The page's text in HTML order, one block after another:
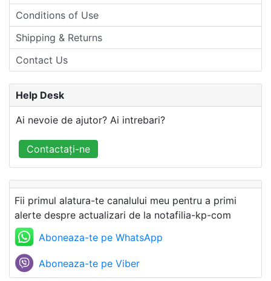
Conditions of Use
Shipping & Returns
Contact Us
Help Desk
Ai nevoie de ajutor? Ai intrebari?
Contactați-ne
Fii primul alatura-te canalului meu pentru a primi
alerte despre actualizari de la notafilia-kp-com
Aboneaza-te pe WhatsApp
Aboneaza-te pe Viber